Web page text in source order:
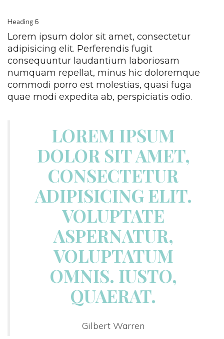
Heading 6
Lorem ipsum dolor sit amet, consectetur
adipisicing elit. Perferendis fugit
consequuntur laudantium laboriosam
numquam repellat, minus hic doloremque
commodi porro est molestias, quasi fuga
quae modi expedita ab, perspiciatis odio.
LOREM IPSUM
DOLOR SIT AMET,
CONSECTETUR
ADIPISICING ELIT.
VOLUPTATE
ASPERNATUR,
VOLUPTATUM
OMNIS. IUSTO,
QUAERAT.
Gilbert Warren